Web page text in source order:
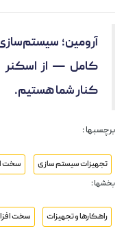
آرومین؛ سیستم‌سازی
کامل — از اسکنر
کنار شما هستیم.
برچسبها :
تجهیزات سیستم سازی
سخت
بخشها :
راهکارها و تجهیزات سخت